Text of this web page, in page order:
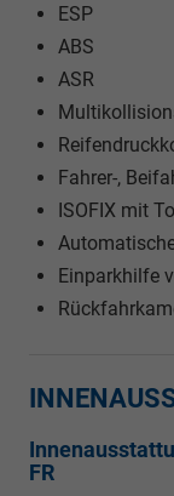
ESP
ABS
ASR
Fahrer-,
ISOFIX mit
Einparkhilfe
FR